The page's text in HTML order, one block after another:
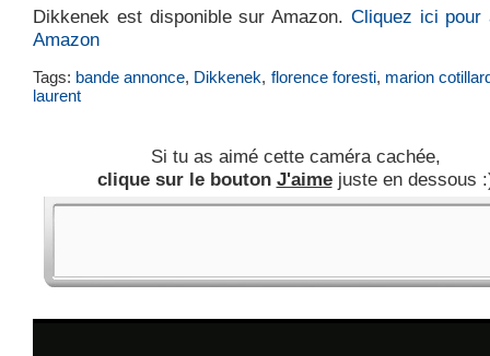
Dikkenek est disponible sur Amazon. Cliquez ici pour
Amazon
Tags: bande annonce, Dikkenek, florence foresti, marion
laurent
Si tu as aimé cette caméra cachée,
clique sur le bouton J'aimejuste en dessous